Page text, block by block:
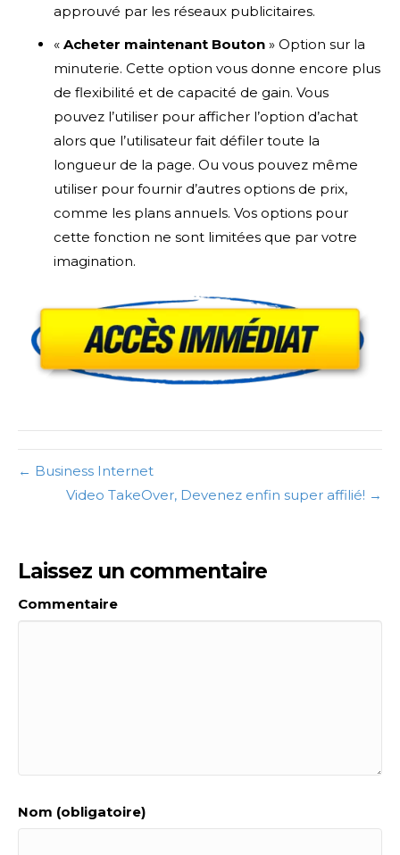
approuvé par les réseaux publicitaires.
« Acheter maintenant Bouton » Option sur la
minuterie. Cette option vous donne encore plus
de flexibilité et de capacité de gain. Vous
pouvez l’utiliser pour afficher l’option d’achat
alors que l’utilisateur fait défiler toute la
longueur de la page. Ou vous pouvez même
utiliser pour fournir d’autres options de prix,
comme les plans annuels. Vos options pour
cette fonction ne sont limitées que par votre
imagination.
← Business Internet
Video TakeOver, Devenez enfin super affilié! →
Laissez un commentaire
Commentaire
Nom (obligatoire)